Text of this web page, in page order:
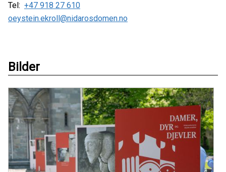
Tel: +47 918 27 610
oeystein.ekroll@nidarosdomen.no
Bilder